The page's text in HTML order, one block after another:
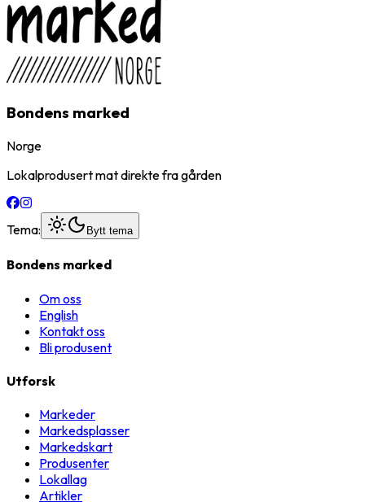
Bondens marked
Norge
Lokalprodusert mat direkte fra gården
Tema: Bytt tema
Bondens marked
Om oss
English
Kontakt oss
Bli produsent
Utforsk
Markeder
Markedsplasser
Markedskart
Produsenter
Lokallag
Artikler